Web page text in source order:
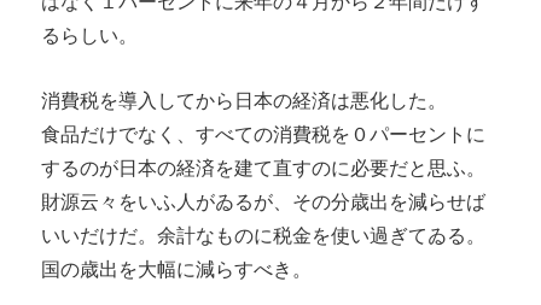
るらしい。
消費税を導入してから日本の経済は悪化した。
食品だけでなく、すべての消費税を０パーセントに
するのが日本の経済を建て直すのに必要だと思ふ。
財源云々をいふ人がゐるが、その分歳出を減らせば
いいだけだ。余計なものに税金を使い過ぎてゐる。
国の歳出を大幅に減らすべき。